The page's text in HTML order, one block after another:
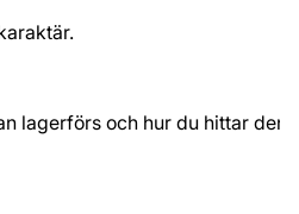
lagerförs och hur du hittar den.